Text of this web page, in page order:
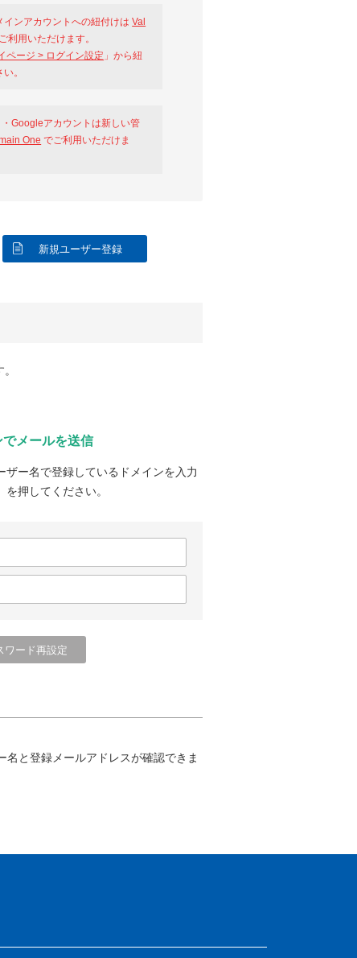
インアカウントへの紐付けはVal
利用いただけます。
ページ > ログイン設定 」から紐
。
Googleアカウントは新しい管
One でご利用いただけま
新規ユーザー登録
メールを送信
ザー名で登録しているドメインを入力
押してください。
と登録メールアドレスが確認できま